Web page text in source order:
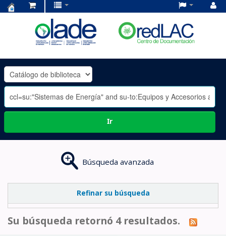
OLADE
-
Ir
Búsqueda avanzada
Refinar su búsqueda
Su búsqueda retornó 4 resultados.